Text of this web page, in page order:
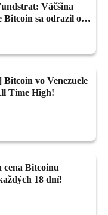
Väčšina
Bitcoin sa odrazil od
vo Venezuele
Time High!
cena Bitcoinu
18 dní!